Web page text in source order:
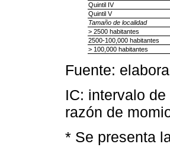
Quintil IV
Quintil V
Tamaño de localidad
> 2500 habitantes
2500-100,000 habitantes
> 100,000 habitantes
Fuente:
IC: intervalo
razón de
* Se presenta